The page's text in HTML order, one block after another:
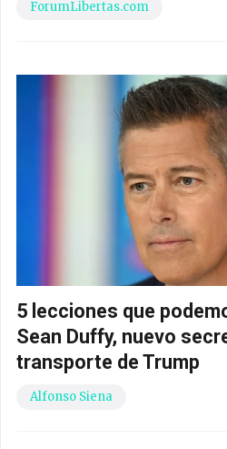
ForumLibertas.com
5 lecciones que
Sean Duffy, nuevo
transporte de Trump
Alfonso Siena